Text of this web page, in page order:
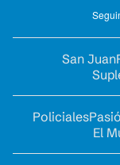
San Juan
Policiales
El